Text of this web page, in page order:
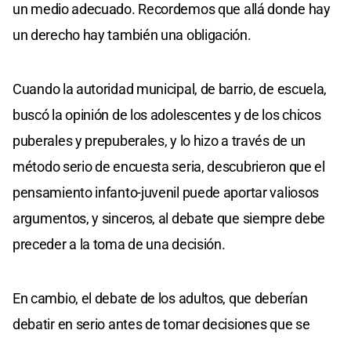
un medio adecuado. Recordemos que allá donde hay
un derecho hay también una obligación.
Cuando la autoridad municipal, de barrio, de escuela,
buscó la opinión de los adolescentes y de los chicos
puberales y prepuberales, y lo hizo a través de un
método serio de encuesta seria, descubrieron que el
pensamiento infanto-juvenil puede aportar valiosos
argumentos, y sinceros, al debate que siempre debe
preceder a la toma de una decisión.
En cambio, el debate de los adultos, que deberían
debatir en serio antes de tomar decisiones que se